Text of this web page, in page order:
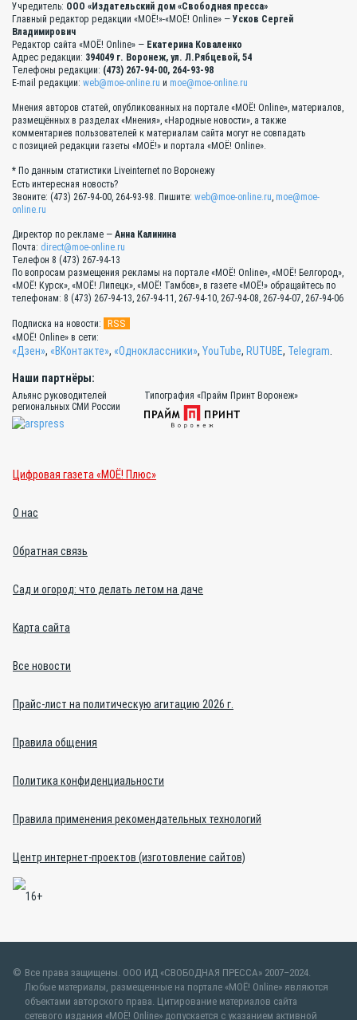
Учредитель: ООО «Издательский дом «Свободная пресса»
Главный редактор редакции «МОЁ!»-«МОЁ! Online» — Усков Сергей
Владимирович
Редактор сайта «МОЁ! Online» — Екатерина Коваленко
Адрес редакции: 394049 г. Воронеж, ул. Л.Рябцевой, 54
Телефоны редакции: (473) 267-94-00, 264-93-98
E-mail редакции: web@moe-online.ru и moe@moe-online.ru
Мнения авторов статей, опубликованных на портале «МОЁ! Online», материалов,
размещённых в разделах «Мнения», «Народные новости», а также
комментариев пользователей к материалам сайта могут не совпадать
с позицией редакции газеты «МОЁ!» и портала «МОЁ! Online».
* По данным статистики Liveinternet по Воронежу
Есть интересная новость?
Звоните: (473) 267-94-00, 264-93-98. Пишите: web@moe-online.ru, moe@moe-
online.ru
Директор по рекламе — Анна Калинина
Почта: direct@moe-online.ru
Телефон 8 (473) 267-94-13
По вопросам размещения рекламы на портале «МОЁ! Online», «МОЁ! Белгород»,
«МОЁ! Курск», «МОЁ! Липецк», «МОЁ! Тамбов», в газете «МОЁ!» обращайтесь по
телефонам: 8 (473) 267-94-13, 267-94-11, 267-94-10, 267-94-08, 267-94-07, 267-94-06
Подписка на новости: RSS
«МОЁ! Online» в сети:
«Дзен», «ВКонтакте», «Одноклассники», YouTube, RUTUBE, Telegram
Наши партнёры:
Альянс руководителей
региональных СМИ России
Типография «Прайм Принт Воронеж»
Цифровая газета «МОЁ! Плюс»
О нас
Обратная связь
Сад и огород: что делать летом на даче
Карта сайта
Все новости
Прайс-лист на политическую агитацию 2026 г.
Правила общения
Политика конфиденциальности
Правила применения рекомендательных технологий
Центр интернет-проектов (изготовление сайтов)
Все права защищены. ООО ИД «СВОБОДНАЯ ПРЕССА» 2007–2024.
Любые материалы, размещенные на портале «МОЁ! Online» являются
объектами авторского права. Цитирование материалов сайта
сетевого издания «МОЁ! Online» допускается с указанием активной